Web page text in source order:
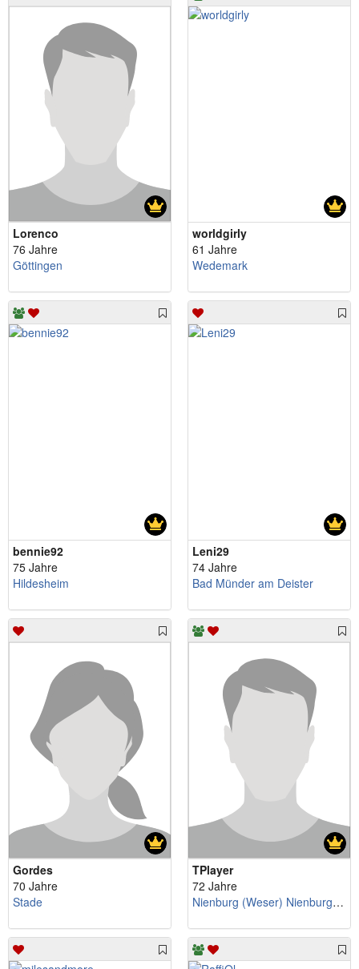
Lorenco
76 Jahre
Göttingen
worldgirly
61 Jahre
Wedemark
bennie92
75 Jahre
Hildesheim
Leni29
74 Jahre
Bad Münder am Deister
Gordes
70 Jahre
Stade
TPlayer
72 Jahre
Nienburg (Weser) Nienburg (Weser)